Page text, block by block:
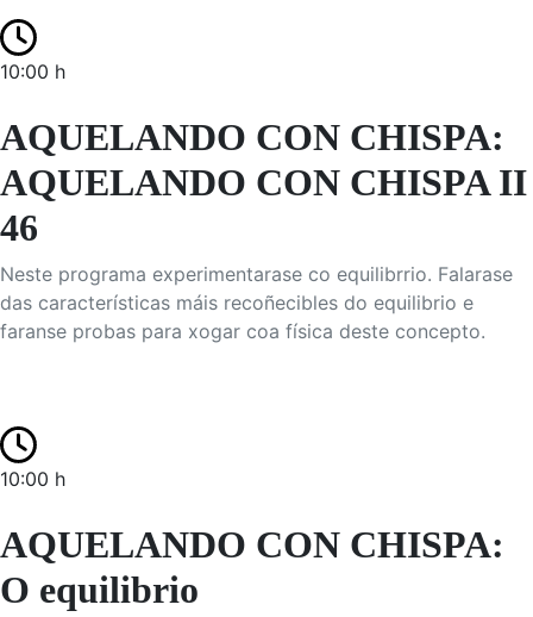
10:00 h
AQUELANDO CON CHISPA:
AQUELANDO CON CHISPA II
46
Neste programa experimentarase co equilibrrio. Falarase
das características máis recoñecibles do equilibrio e
faranse probas para xogar coa física deste concepto.
10:00 h
AQUELANDO CON CHISPA:
O equilibrio